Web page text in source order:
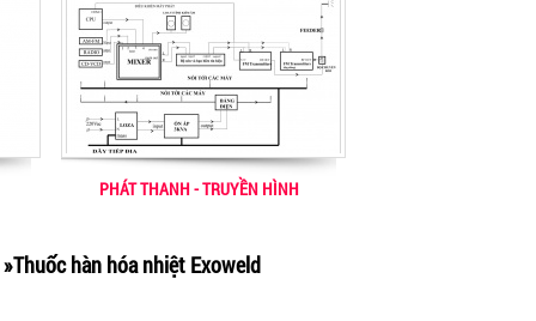
PHÁT THANH - TRUYỀN HÌNH
»Thuốc hàn hóa nhiệt Exoweld